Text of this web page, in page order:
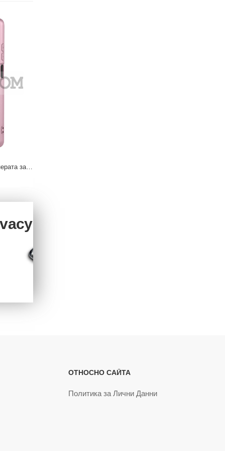
Силиконов Гръб със Защита за Камерата за Motorola Moto G57 Power
ОТНОСНО САЙТА
Политика за Лични Данни